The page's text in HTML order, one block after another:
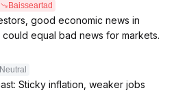
Baisseartad
good economic news in
equal bad news for markets.
Neutral
Sticky inflation, weaker jobs